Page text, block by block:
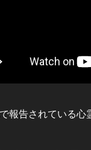
報告されている心